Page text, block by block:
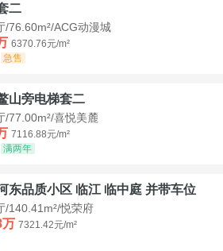
二
/76.60m²/ACG动漫城
6370.76元/m²
急售
山旁电梯套二
/77.00m²/喜悦美麓
7116.88元/m²
满两年
东品质小区 临江 临中庭 并带车位
/140.41m²/悦荣府
万 7321.42元/m²